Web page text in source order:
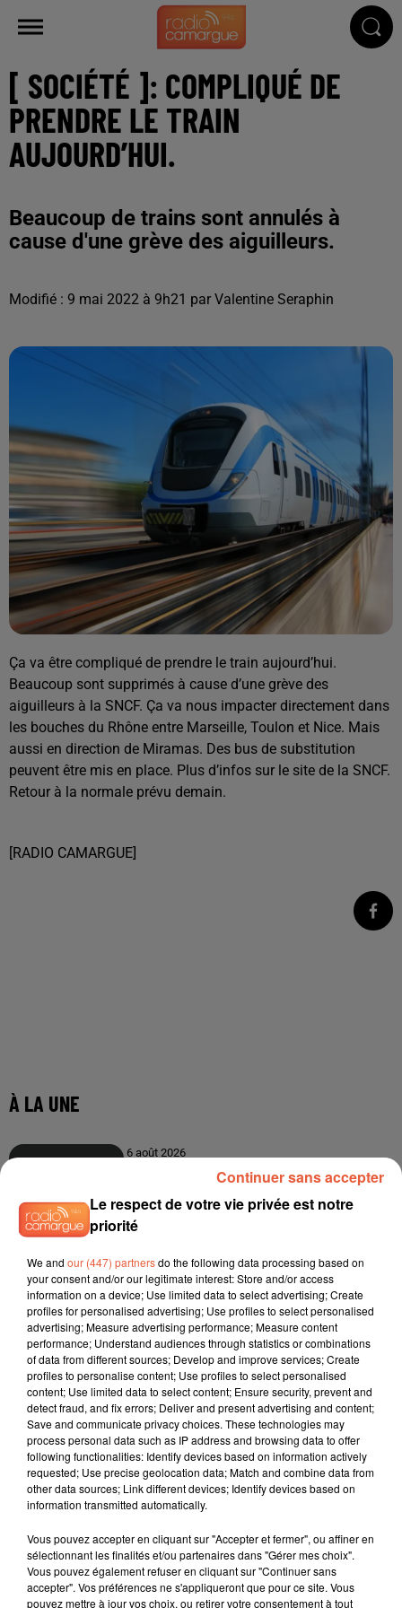
[ SOCIÉTÉ ]: COMPLIQUÉ DE
PRENDRE LE TRAIN
AUJOURD’HUI.
Beaucoup de trains sont annulés à
cause d'une grève des aiguilleurs.
Modifié : 9 mai 2022 à 9h21 par Valentine Seraphin
Ça va être compliqué de prendre le train aujourd’hui.
Beaucoup sont supprimés à cause d’une grève des
aiguilleurs à la SNCF. Ça va nous impacter directement dans
les bouches du Rhône entre Marseille, Toulon et Nice. Mais
aussi en direction de Miramas. Des bus de substitution
peuvent être mis en place. Plus d’infos sur le site de la SNCF.
Retour à la normale prévu demain.
[RADIO CAMARGUE]
Le respect de votre vie privée est notre
priorité
We and our (447) partnersdo the following data processing based on
your consent and/or our legitimate interest: Store and/or access
information on a device; Use limited data to select advertising; Create
profiles for personalised advertising; Use profiles to select personalised
advertising; Measure advertising performance; Measure content
performance; Understand audiences through statistics or combinations
of data from different sources; Develop and improve services; Create
profiles to personalise content; Use profiles to select personalised
content; Use limited data to select content; Ensure security, prevent and
detect fraud, and fix errors; Deliver and present advertising and content;
Save and communicate privacy choices. These technologies may
process personal data such as IP address and browsing data to offer
following functionalities: Identify devices based on information actively
requested; Use precise geolocation data; Match and combine data from
other data sources; Link different devices; Identify devices based on
information transmitted automatically.
Vous pouvez accepter en cliquant sur "Accepter et fermer", ou affiner en
sélectionnant les finalités et/ou partenaires dans "Gérer mes choix".
Vous pouvez également refuser en cliquant sur "Continuer sans
accepter". Vos préférences ne s'appliqueront que pour ce site. Vous
pouvez mettre à jour vos choix, ou retirer votre consentement à tout
Continuer sans accepter